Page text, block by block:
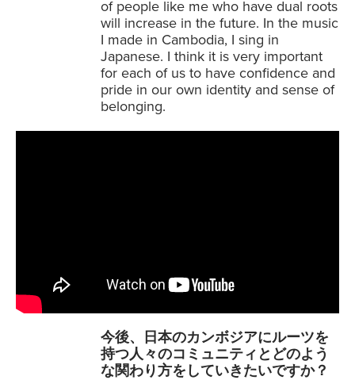
of people like me who have dual roots
will increase in the future. In the music
I made in Cambodia, I sing in
Japanese. I think it is very important
for each of us to have confidence and
pride in our own identity and sense of
belonging.
今後、日本のカンボジアにルーツを
持つ人々のコミュニティとどのよう
な関わり方をしていきたいですか？